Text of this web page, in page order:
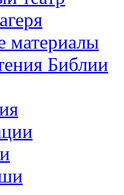
материалы
Библии